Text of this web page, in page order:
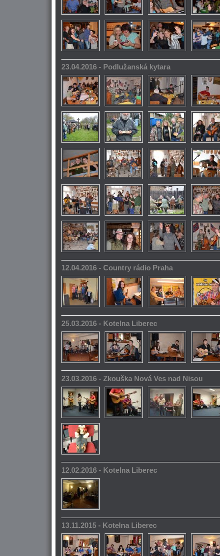
23.04.2016 - Podlužanská kytara
12.04.2016 - Country rádio Praha
25.03.2016 - Kotelna Liberec
23.03.2016 - Zkouška Nová Ves nad Nisou
12.02.2016 - Kotelna Liberec
13.11.2015 - Kotelna Liberec